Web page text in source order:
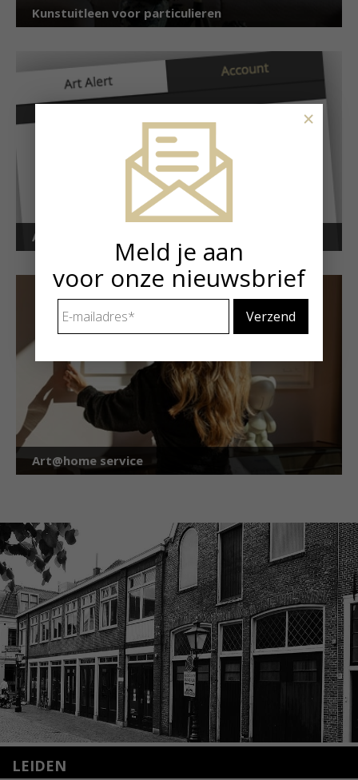
Kunstuitleen voor particulieren
Art Alert!
Art@home service
LEIDEN
Meld je aan
voor onze nieuwsbrief
mailadres *
×